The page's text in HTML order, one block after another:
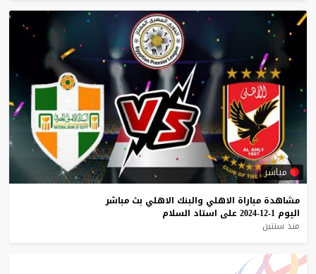
مباشر
مشاهدة مباراة الاهلي والبنك الاهلي بث مباشر
اليوم 1-12-2024 على استاد السلام
منذ سنتين